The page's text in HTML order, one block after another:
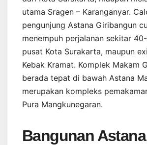
utama Sragen – Karanganyar.
pengunjung Astana Giribangun
menempuh perjalanan sekitar
pusat Kota Surakarta, maupun
Kebak Kramat. Komplek Makam
berada tepat di bawah Astana
merupakan kompleks
Pura Mangkunegaran.
Bangunan Astana